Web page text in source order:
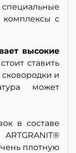
комплексы с
высокие
ставить
и
может
в составе
плотную